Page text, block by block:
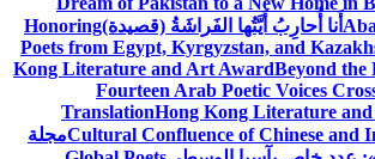
أَنا أُحارِبُ أَيَّتُها الفَراشَةُ (قصيدة)Honoring
Poets from Egypt, Kyrgyzstan, and
Kong Literature and Art AwardBeyond the
Fourteen Arab Poetic Voices
TranslationHong Kong Literature
Cultural Confluence of Chinese andمجلة